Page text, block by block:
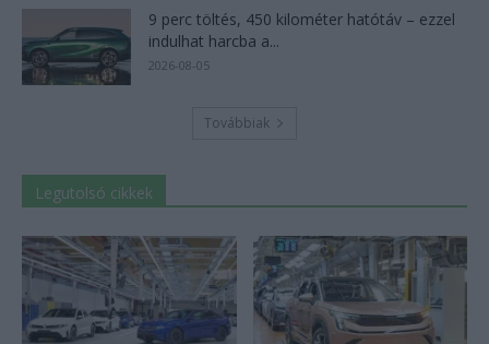
9 perc töltés, 450 kilométer hatótáv – ezzel
indulhat harcba a...
2026-08-05
Továbbiak
Legutolsó cikkek